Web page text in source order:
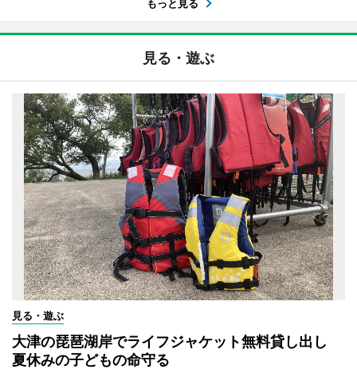
もっと見る
見る・遊ぶ
見る・遊ぶ
大津の琵琶湖岸でライフジャケット無料貸し出し
夏休みの子どもの命守る